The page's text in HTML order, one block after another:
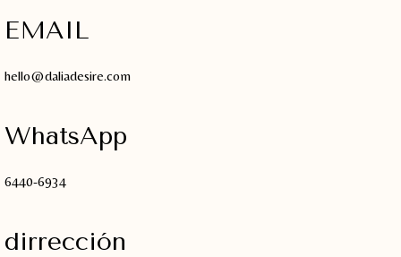
EMAIL
hello@daliadesire.com
WhatsApp
6440-6934
dirrección